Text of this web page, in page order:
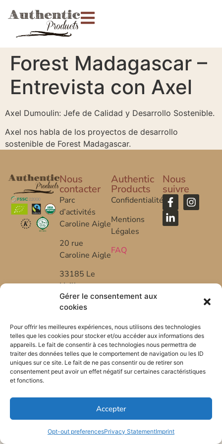
Gérer le consentement aux
cookies
Pour offrir les meilleures expériences, nous utilisons des technologies
telles que les cookies pour stocker et/ou accéder aux informations des
appareils. Le fait de consentir à ces technologies nous permettra de
traiter des données telles que le comportement de navigation ou les ID
uniques sur ce site. Le fait de ne pas consentir ou de retirer son
consentement peut avoir un effet négatif sur certaines caractéristiques
et fonctions.
Accepter
Opt-out preferencesPrivacy StatementImprint
Forest Madagascar –
Entrevista con Axel
Axel Dumoulin: Jefe de Calidad y Desarrollo Sostenible.
Axel nos habla de los proyectos de desarrollo
sostenible de Forest Madagascar.
Nous
contacter
Parc
d’activités
Caroline Aigle
20 rue
Caroline Aigle
33185 Le
Haillan –
FRANCE
53 08 10
*FR-BIO-01
Authentic
Products
Confidentialité
Mentions
Légales
FAQ
Nous
suivre